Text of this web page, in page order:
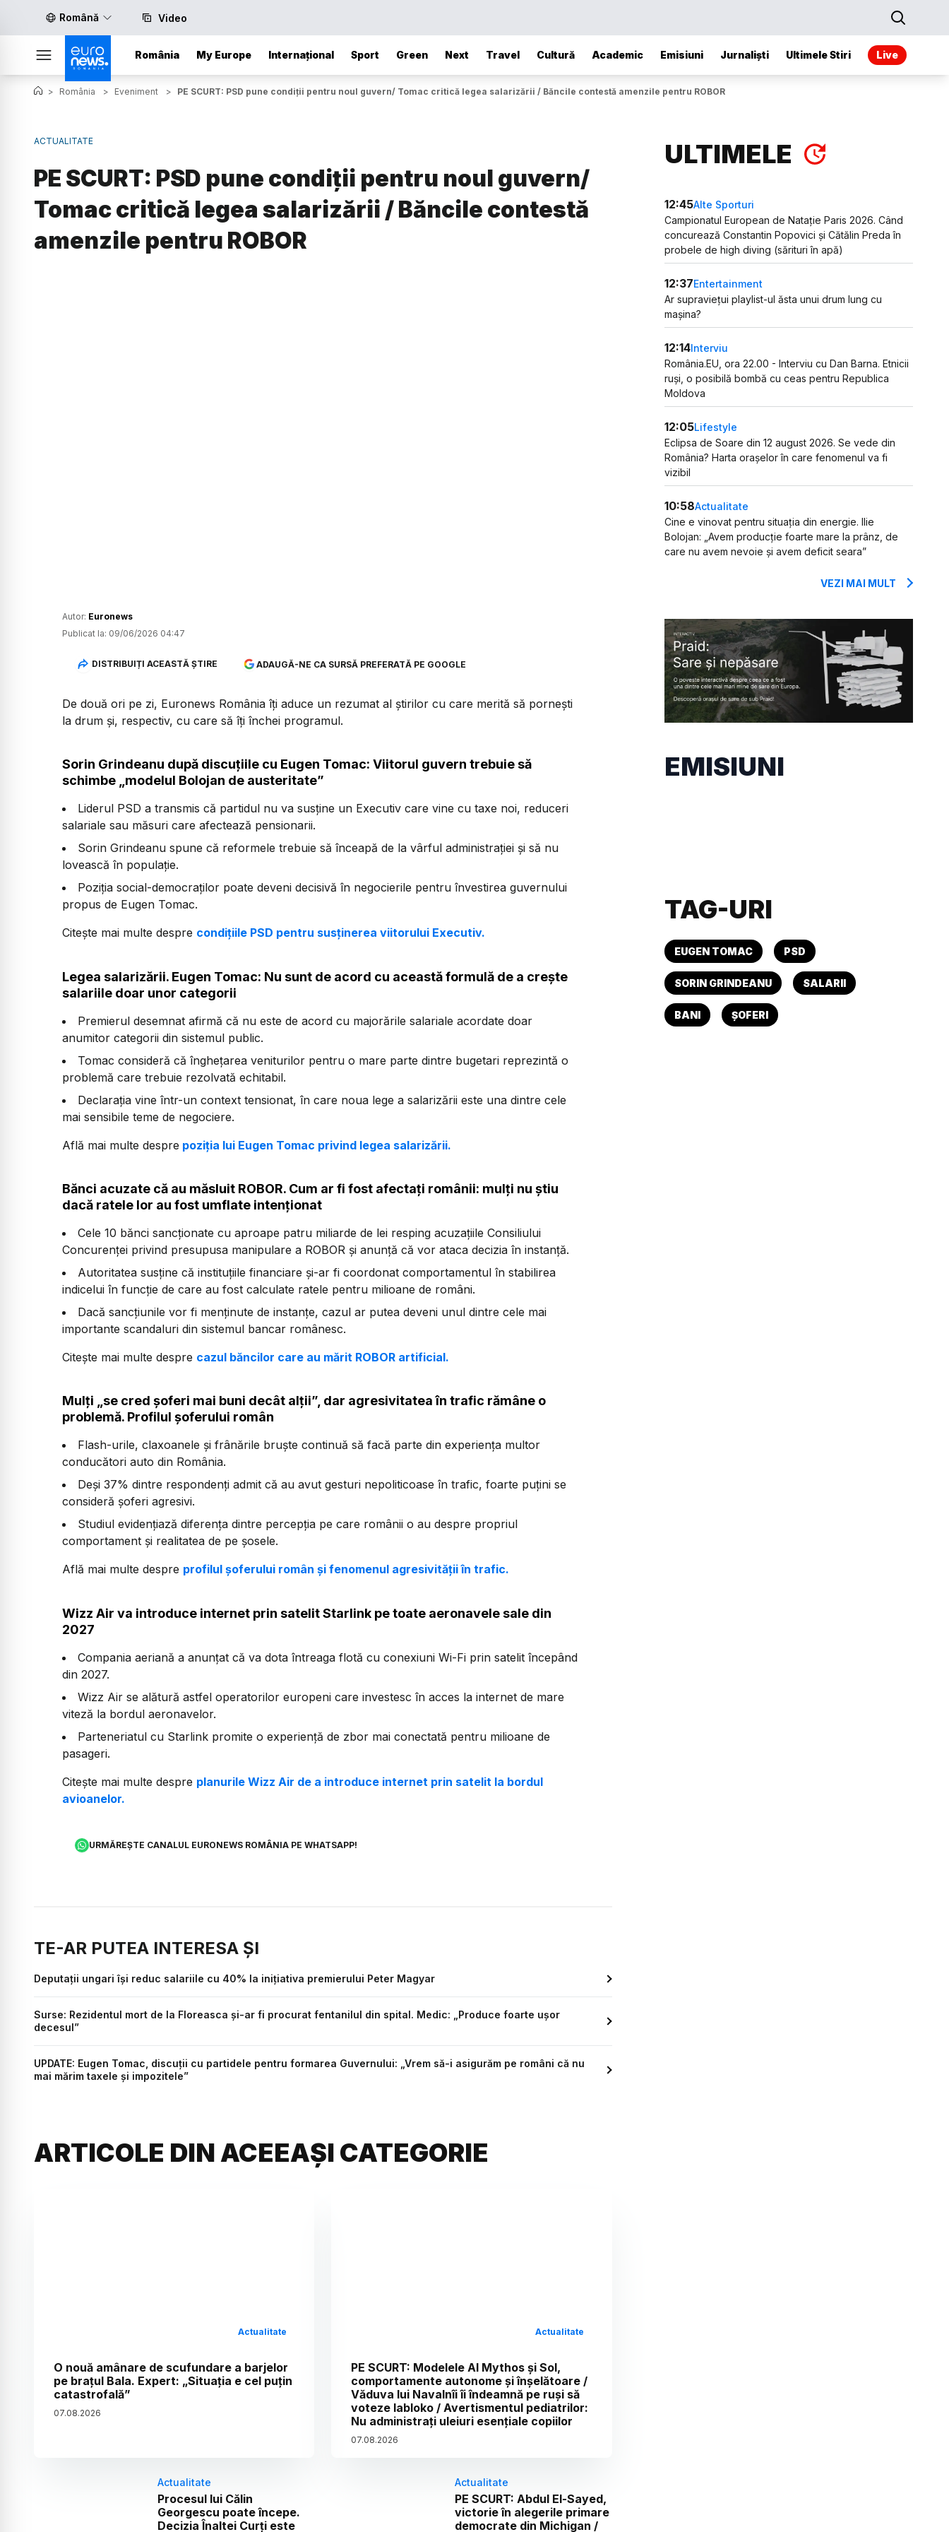
Română Video
România My Europe Internațional Sport Green Next Travel Cultură Academic Emisiuni Jurnaliști Ultimele Stiri Live
> România > Eveniment > PE SCURT: PSD pune condiții pentru noul guvern/ Tomac critică legea salarizării / Băncile contestă amenzile pentru ROBOR
ACTUALITATE
PE SCURT: PSD pune condiții pentru noul guvern/
Tomac critică legea salarizării / Băncile contestă
amenzile pentru ROBOR
Autor: Euronews
Publicat la: 09/06/2026 04:47
DISTRIBUIȚI ACEASTĂ ȘTIRE ADAUGĂ-NE CA SURSĂ PREFERATĂ PE GOOGLE
De două ori pe zi, Euronews România îți aduce un rezumat al știrilor cu care merită să pornești
la drum și, respectiv, cu care să îți închei programul.
Sorin Grindeanu după discuțiile cu Eugen Tomac: Viitorul guvern trebuie să
schimbe „modelul Bolojan de austeritate”
Liderul PSD a transmis că partidul nu va susține un Executiv care vine cu taxe noi, reduceri
salariale sau măsuri care afectează pensionarii.
Sorin Grindeanu spune că reformele trebuie să înceapă de la vârful administrației și să nu
lovească în populație.
Poziția social-democraților poate deveni decisivă în negocierile pentru învestirea guvernului
propus de Eugen Tomac.
Citește mai multe despre condițiile PSD pentru susținerea viitorului Executiv.
Legea salarizării. Eugen Tomac: Nu sunt de acord cu această formulă de a crește
salariile doar unor categorii
Premierul desemnat afirmă că nu este de acord cu majorările salariale acordate doar
anumitor categorii din sistemul public.
Tomac consideră că înghețarea veniturilor pentru o mare parte dintre bugetari reprezintă o
problemă care trebuie rezolvată echitabil.
Declarația vine într-un context tensionat, în care noua lege a salarizării este una dintre cele
mai sensibile teme de negociere.
Află mai multe despre poziția lui Eugen Tomac privind legea salarizării.
Bănci acuzate că au măsluit ROBOR. Cum ar fi fost afectați românii: mulți nu știu
dacă ratele lor au fost umflate intenționat
Cele 10 bănci sancționate cu aproape patru miliarde de lei resping acuzațiile Consiliului
Concurenței privind presupusa manipulare a ROBOR și anunță că vor ataca decizia în instanță.
Autoritatea susține că instituțiile financiare și-ar fi coordonat comportamentul în stabilirea
indicelui în funcție de care au fost calculate ratele pentru milioane de români.
Dacă sancțiunile vor fi menținute de instanțe, cazul ar putea deveni unul dintre cele mai
importante scandaluri din sistemul bancar românesc.
Citește mai multe despre cazul băncilor care au mărit ROBOR artificial.
Mulți „se cred șoferi mai buni decât alții”, dar agresivitatea în trafic rămâne o
problemă. Profilul șoferului român
Flash-urile, claxoanele și frânările bruște continuă să facă parte din experiența multor
conducători auto din România.
Deși 37% dintre respondenți admit că au avut gesturi nepoliticoase în trafic, foarte puțini se
consideră șoferi agresivi.
Studiul evidențiază diferența dintre percepția pe care românii o au despre propriul
comportament și realitatea de pe șosele.
Află mai multe despre profilul șoferului român și fenomenul agresivității în trafic.
Wizz Air va introduce internet prin satelit Starlink pe toate aeronavele sale din
2027
Compania aeriană a anunțat că va dota întreaga flotă cu conexiuni Wi-Fi prin satelit începând
din 2027.
Wizz Air se alătură astfel operatorilor europeni care investesc în acces la internet de mare
viteză la bordul aeronavelor.
Parteneriatul cu Starlink promite o experiență de zbor mai conectată pentru milioane de
pasageri.
Citește mai multe despre planurile Wizz Air de a introduce internet prin satelit la bordul
avioanelor.
URMĂREȘTE CANALUL EURONEWS ROMÂNIA PE WHATSAPP!
TE-AR PUTEA INTERESA ȘI
Deputații ungari își reduc salariile cu 40% la inițiativa premierului Peter Magyar
Surse: Rezidentul mort de la Floreasca și-ar fi procurat fentanilul din spital. Medic: „Produce foarte ușor
decesul”
UPDATE: Eugen Tomac, discuții cu partidele pentru formarea Guvernului: „Vrem să-i asigurăm pe români că nu
mai mărim taxele și impozitele”
ARTICOLE DIN ACEEAȘI CATEGORIE
Actualitate
O nouă amânare de scufundare a barjelor
pe brațul Bala. Expert: „Situația e cel puțin
catastrofală”
07.08.2026
Actualitate
PE SCURT: Modelele AI Mythos și Sol,
comportamente autonome și înșelătoare /
Văduva lui Navalnîi îi îndeamnă pe ruși să
voteze Iabloko / Avertismentul pediatrilor:
Nu administrați uleiuri esențiale copiilor
07.08.2026
Actualitate
Procesul lui Călin
Georgescu poate începe.
Decizia Înaltei Curți este
Actualitate
PE SCURT: Abdul El-Sayed,
victorie în alegerile primare
democrate din Michigan /
ULTIMELE
12:45Alte Sporturi
Campionatul European de Natație Paris 2026. Când
concurează Constantin Popovici și Cătălin Preda în
probele de high diving (sărituri în apă)
12:37Entertainment
Ar supraviețui playlist-ul ăsta unui drum lung cu
mașina?
12:14Interviu
România.EU, ora 22.00 - Interviu cu Dan Barna. Etnicii
ruși, o posibilă bombă cu ceas pentru Republica
Moldova
12:05Lifestyle
Eclipsa de Soare din 12 august 2026. Se vede din
România? Harta orașelor în care fenomenul va fi
vizibil
10:58Actualitate
Cine e vinovat pentru situația din energie. Ilie
Bolojan: „Avem producție foarte mare la prânz, de
care nu avem nevoie și avem deficit seara”
VEZI MAI MULT
EMISIUNI
TAG-URI
EUGEN TOMAC PSD
SORIN GRINDEANU SALARII
BANI ȘOFERI